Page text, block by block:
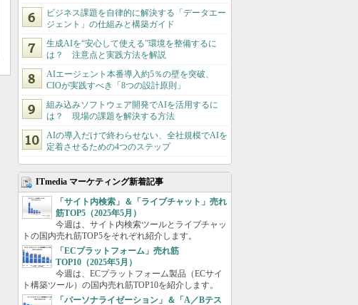
ビジネス課題を自律的に解決する「データエー
ジェント」の仕組みと構築ガイド
生成AIを“安心して使える”環境を整備するに
は？ 注意点と実践方法を解説
AIエージェント本番導入約5％の壁を突破、
CIOが実践すべき「8つの設計原則」
組み込みソフトウェア開発でAIを活用するに
は？ 現場の課題を解決する方法
AIの導入だけで終わらせない、全社規模でAIを
定着させるための4つのステップ
ITmedia マーケティング新着記事
「サイト内検索」＆「ライブチャット」売れ
筋TOP5（2025年5月）
今週は、サイト内検索ツールとライブチャッ
トの国内売れ筋TOP5をそれぞれ紹介します。
「ECプラットフォーム」売れ筋
TOP10（2025年5月）
今週は、ECプラットフォーム製品（ECサイ
ト構築ツール）の国内売れ筋TOP10を紹介します。
「パーソナライゼーション」＆「A／Bテス